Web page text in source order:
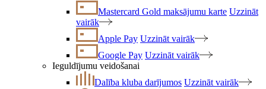
Mastercard Gold maksājumu karte Uzzināt
vairāk
Apple Pay Uzzināt vairāk
Google Pay Uzzināt vairāk
Ieguldījumu veidošanai
Dalība kluba darījumos Uzzināt vairāk